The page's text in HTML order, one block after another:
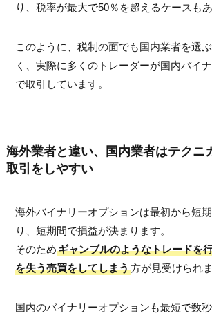
り、税率が最大で50％を超えるケースもあ
このように、税制の面でも国内業者を選
く、実際に多くのトレーダーが国内バイ
で取引しています。
海外業者と違い、国内業者はテクニ
取引をしやすい
海外バイナリーオプションは最初から短
り、短期間で損益が決まります。
そのためギャンブルのようなトレードを
を失う売買をしてしまう方が見受けられま
国内のバイナリーオプションも最短で数